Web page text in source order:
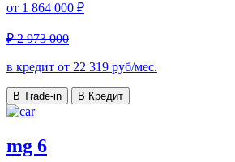
от 1 864 000 ₽
₽ 2 973 000
в кредит от 22 319 руб/мес.
В Trade-in В Кредит
mg 6